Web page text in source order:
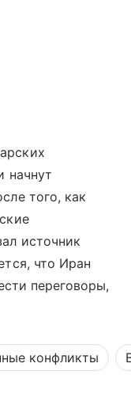
начнут
того, как
источник
что Иран
переговоры,
конфликты